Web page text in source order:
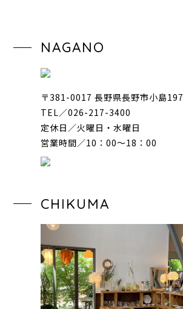
NAGANO
〒381-0017 長野県長野市小島197
TEL／026-217-3400
定休日／火曜日・水曜日
営業時間／10：00〜18：00
CHIKUMA